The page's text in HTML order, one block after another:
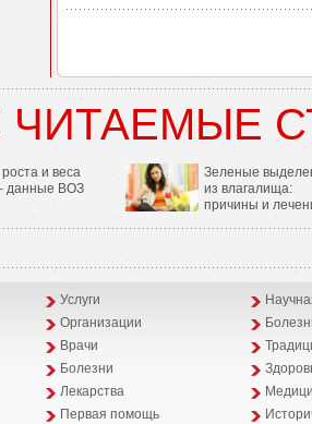
и веса
данные ВОЗ
Зеленые
из влагалища:
причины и
Услуги
Организации
Врачи
Болезни
Лекарства
Первая помощь